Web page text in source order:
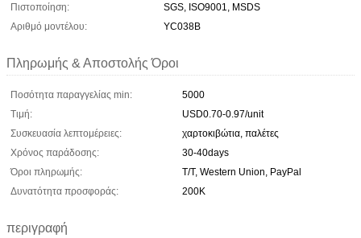
Πιστοποίηση:
SGS, ISO9001, MSDS
Αριθμό μοντέλου:
YC038B
Πληρωμής & Αποστολής Όροι
Ποσότητα παραγγελίας min:
5000
Τιμή:
USD0.70-0.97/unit
Συσκευασία λεπτομέρειες:
χαρτοκιβώτια, παλέτες
Χρόνος παράδοσης:
30-40days
Όροι πληρωμής:
T/T, Western Union, PayPal
Δυνατότητα προσφοράς:
200K
περιγραφή